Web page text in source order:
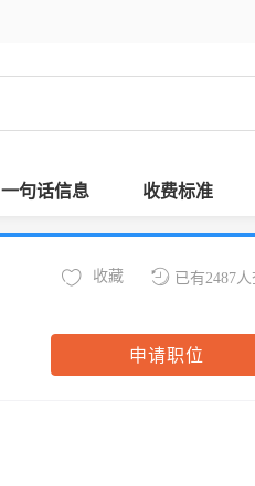
一句话信息 收费标准
已有2487
收藏
申请职位